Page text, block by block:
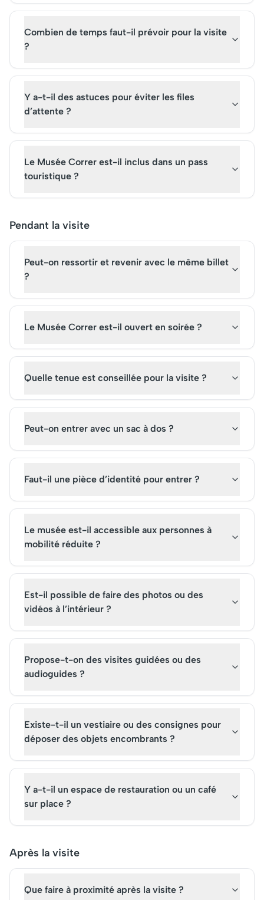
Combien de temps faut-il prévoir pour la visite
?
Y a-t-il des astuces pour éviter les files
d’attente ?
Le Musée Correr est-il inclus dans un pass
touristique ?
Pendant la visite
Peut-on ressortir et revenir avec le même billet
?
Le Musée Correr est-il ouvert en soirée ?
Quelle tenue est conseillée pour la visite ?
Peut-on entrer avec un sac à dos ?
Faut-il une pièce d’identité pour entrer ?
Le musée est-il accessible aux personnes à
mobilité réduite ?
Est-il possible de faire des photos ou des
vidéos à l’intérieur ?
Propose-t-on des visites guidées ou des
audioguides ?
Existe-t-il un vestiaire ou des consignes pour
déposer des objets encombrants ?
Y a-t-il un espace de restauration ou un café
sur place ?
Après la visite
Que faire à proximité après la visite ?